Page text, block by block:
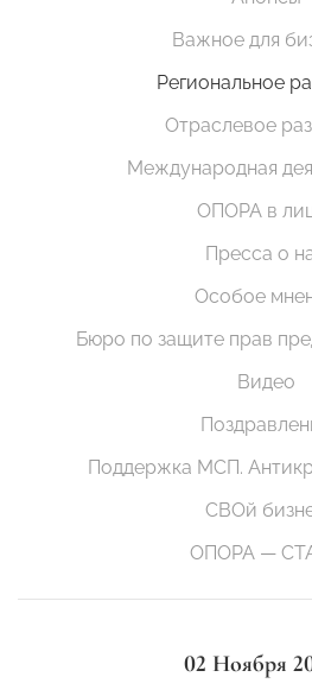
Важное для
Региональное
Отраслевое
Международная
ОПОРА в
Пресса о
Особое
Бюро по защите прав
Видео
Поддержка МСП.
СВОй
ОПОРА —
02 Ноября